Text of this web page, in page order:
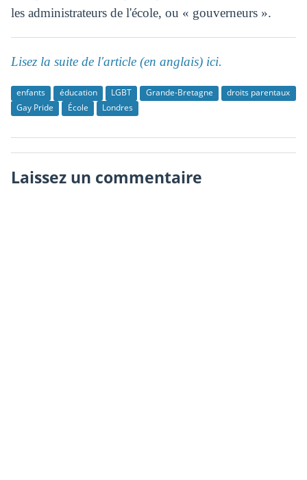
les administrateurs de l'école, ou « gouverneurs ».
Lisez la suite de l'article (en anglais) ici.
enfants éducation LGBT Grande-Bretagne
droits parentaux
Gay Pride
École Londres
Laissez un commentaire